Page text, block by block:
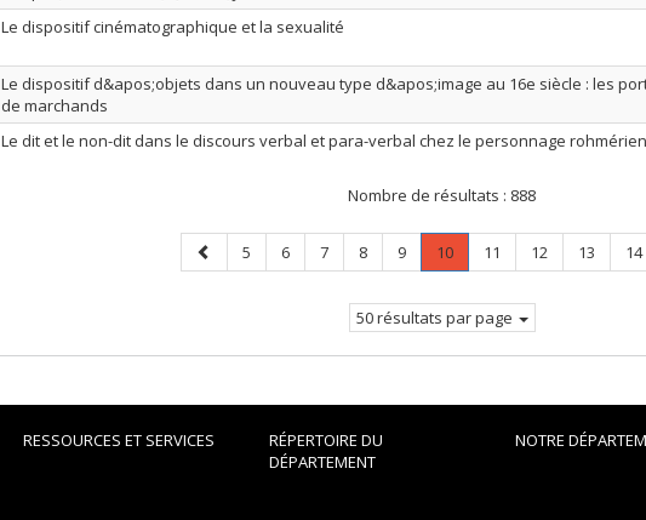
Le dispositif cinématographique et la sexualité
Le dispositif d&apos;objets dans un nouveau type d&apos;image au 16e siècle : les
de marchands
Le dit et le non-dit dans le discours verbal et para-verbal chez le personnage rohmérien
Nombre de résultats : 888
Page
précédente
Page
5 Page
6 Page
7 Page
8 Page
9 Page
10.
Page
Page
11 Page
12 Page
13 14
50 résultats par page
RESSOURCES ET SERVICES
RÉPERTOIRE DU
DÉPARTEMENT
NOTRE